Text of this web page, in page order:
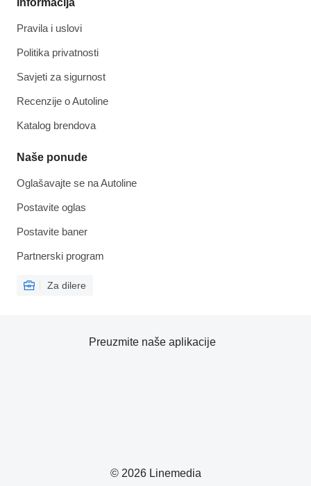
Informacija
Pravila i uslovi
Politika privatnosti
Savjeti za sigurnost
Recenzije o Autoline
Katalog brendova
Naše ponude
Oglašavajte se na Autoline
Postavite oglas
Postavite baner
Partnerski program
Za dilere
© 2026 Linemedia
Preuzmite naše aplikacije